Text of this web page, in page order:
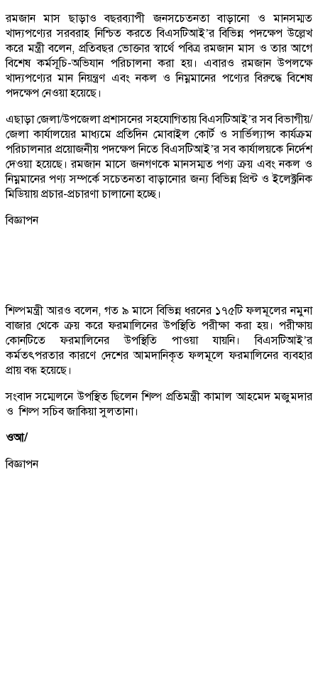
রমজান মাস ছাড়াও বছরব্যাপী জনসচেতনতা বাড়ানো ও মানসম্মত
খাদ্যপণ্যের সরবরাহ নিশ্চিত করতে বিএসটিআই’র বিভিন্ন পদক্ষেপ উল্লেখ
করে মন্ত্রী বলেন, প্রতিবছর ভোক্তার স্বার্থে পবিত্র রমজান মাস ও তার আগে
বিশেষ কর্মসূচি-অভিযান পরিচালনা করা হয়। এবারও রমজান উপলক্ষে
খাদ্যপণ্যের মান নিয়ন্ত্রণ এবং নকল ও নিম্নমানের পণ্যের বিরুদ্ধে বিশেষ
পদক্ষেপ নেওয়া হয়েছে।
এছাড়া জেলা/উপজেলা প্রশাসনের সহযোগিতায় বিএসটিআই’র সব বিভাগীয়/
জেলা কার্যালয়ের মাধ্যমে প্রতিদিন মোবাইল কোর্ট ও সার্ভিল্যান্স কার্যক্রম
পরিচালনার প্রয়োজনীয় পদক্ষেপ নিতে বিএসটিআই’র সব কার্যালয়কে নির্দেশ
দেওয়া হয়েছে। রমজান মাসে জনগণকে মানসম্মত পণ্য ক্রয় এবং নকল ও
নিম্নমানের পণ্য সম্পর্কে সচেতনতা বাড়ানোর জন্য বিভিন্ন প্রিন্ট ও ইলেক্ট্রনিক
মিডিয়ায় প্রচার-প্রচারণা চালানো হচ্ছে।
বিজ্ঞাপন
শিল্পমন্ত্রী আরও বলেন, গত ৯ মাসে বিভিন্ন ধরনের ১৭৫টি ফলমূলের নমুনা
বাজার থেকে ক্রয় করে ফরমালিনের উপস্থিতি পরীক্ষা করা হয়। পরীক্ষায়
কোনটিতে ফরমালিনের উপস্থিতি পাওয়া যায়নি। বিএসটিআই’র
কর্মতৎপরতার কারণে দেশের আমদানিকৃত ফলমূলে ফরমালিনের ব্যবহার
প্রায় বন্ধ হয়েছে।
সংবাদ সম্মেলনে উপস্থিত ছিলেন শিল্প প্রতিমন্ত্রী কামাল আহমেদ মজুমদার
ও শিল্প সচিব জাকিয়া সুলতানা।
ওআ/
বিজ্ঞাপন